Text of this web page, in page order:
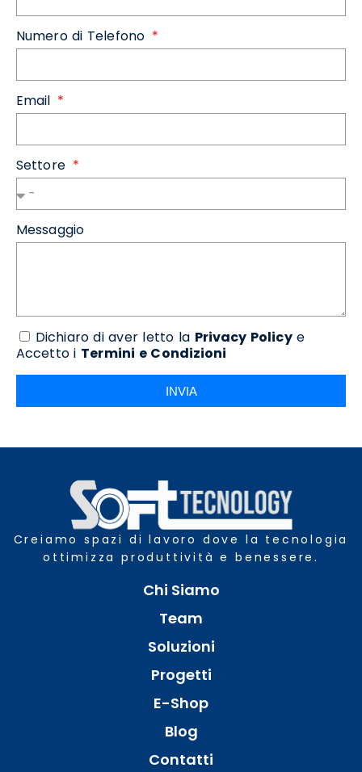
Numero di Telefono
Email
Settore
Messaggio
Dichiaro di aver letto la Privacy Policye
Accetto i Termini e Condizioni
INVIA
Creiamo spazi di lavoro dove la tecnologia
ottimizza produttività e benessere.
Chi Siamo
Team
Soluzioni
Progetti
E-Shop
Blog
Contatti